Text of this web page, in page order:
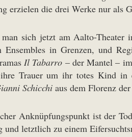
erzielen die drei Werke nur als
sich jetzt am Aalto-Theater
Ensembles in Grenzen, und
Il Tabarro – der Mantel –
Trauer um ihr totes Kind in
Schicchi aus dem Florenz
Anknüpfungspunkt ist der
und letztlich zu einem